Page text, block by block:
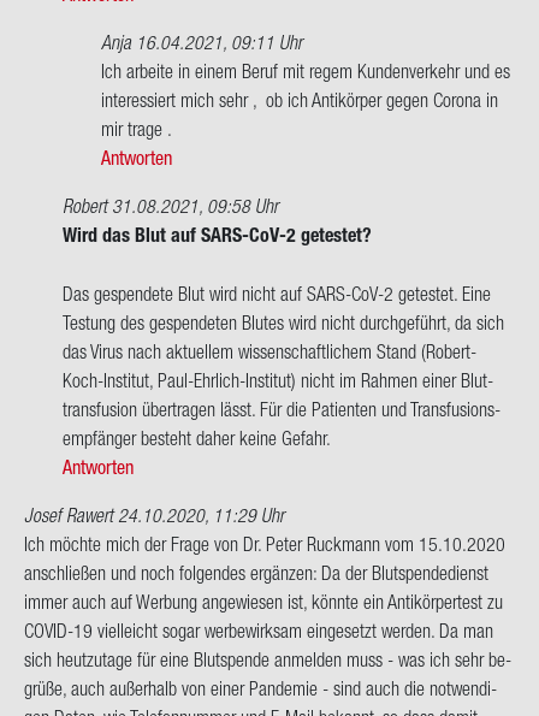
Ruck­
dem…
Peter
Ruck­
Anja 16.04.2021, 09:11 Uhr
Ant­
wort
auf
Wer­
auch
An­
kör­
per
gegen…
von
Bernd
Brink­
mann
Ich ar­bei­te in einem Beruf mit regem Kun­den­ver­kehr und es
in­ter­es­siert mich sehr , ob ich An­ti­kör­per gegen Co­ro­na in
mir trage .
Antworten
Robert31.08.2021, 09:58 Uhr
Ant­
auf
Frage:
Wird
bei
dem…
von
Dr.
Ruck­
mann
Wird das Blut auf SARS-​CoV-2 ge­tes­tet?
Das ge­spen­de­te Blut wird nicht auf SARS-​CoV-2 ge­tes­tet. Eine
Tes­tung des ge­spen­de­ten Blu­tes wird nicht durch­ge­führt, da sich
das Virus nach ak­tu­el­lem wis­sen­schaft­li­chem Stand (Robert-​
Koch-Institut, Paul-​Ehrlich-Institut) nicht im Rah­men einer Blut­
trans­fu­si­on über­tra­gen lässt. Für die Pa­ti­en­ten und Trans­fu­si­ons­
emp­fän­ger be­steht daher keine Ge­fahr.
Antworten
Josef Rawert24.10.2020, 11:29 Uhr
Ich möch­te mich der Frage von Dr. Peter Ruck­mann vom 15.10.2020
an­schlie­ßen und noch fol­gen­des er­gän­zen: Da der Blut­spen­de­dienst
immer auch auf Wer­bung an­ge­wie­sen ist, könn­te ein An­ti­kör­per­test zu
COVID-​19 viel­leicht sogar wer­be­wirk­sam ein­ge­setzt wer­den. Da man
sich heut­zu­ta­ge für eine Blut­spen­de an­mel­den muss - was ich sehr be­
grü­ße, auch au­ßer­halb von einer Pan­de­mie - sind auch die not­wen­di­